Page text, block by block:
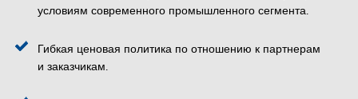
условиям современного промышленного сегмента.
Гибкая ценовая политика по отношению к партнерам
и заказчикам.